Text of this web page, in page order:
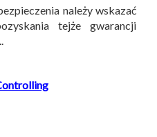
należy wskazać
tejże gwarancji